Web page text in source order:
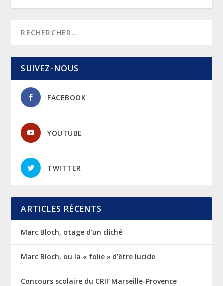
SUIVEZ-NOUS
FACEBOOK
YOUTUBE
TWITTER
ARTICLES RÉCENTS
Marc Bloch, otage d’un cliché
Marc Bloch, ou la « folie » d’être lucide
Concours scolaire du CRIF Marseille-Provence